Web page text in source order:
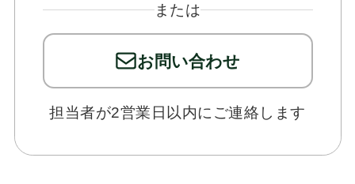
または
お問い合わせ
担当者が2営業日以内にご連絡します